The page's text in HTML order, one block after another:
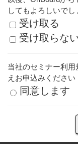
してもよろしいでし
受け取る
受け取らな
当社のセミナー利
えお申込みください
同意します